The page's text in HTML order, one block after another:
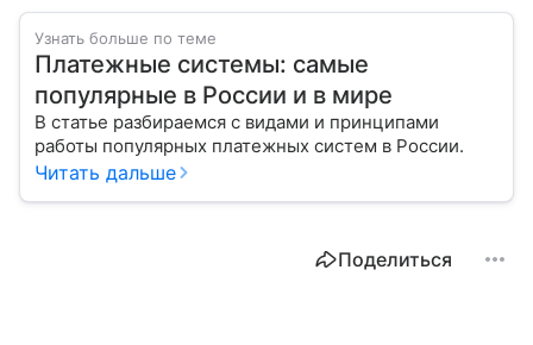
Узнать больше по теме
Платежные системы: самые
популярные в России и в мире
В статье разбираемся с видами и принципами
работы популярных платежных систем в России.
Читать дальше
Поделиться